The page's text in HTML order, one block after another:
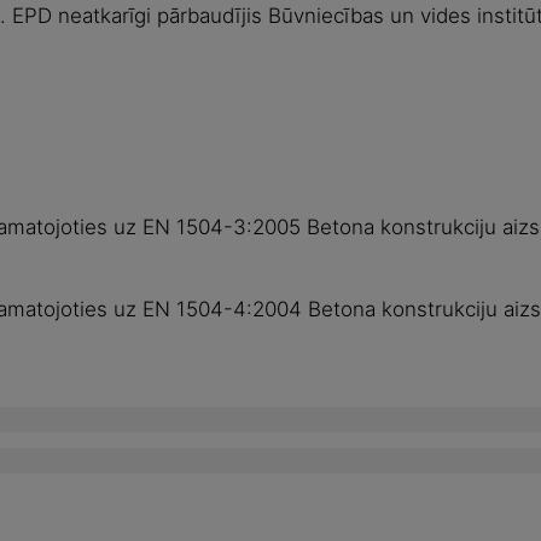
EPD neatkarīgi pārbaudījis Būvniecības un vides
uz EN 1504-3:2005 Betona konstrukciju
uz EN 1504-4:2004 Betona konstrukciju